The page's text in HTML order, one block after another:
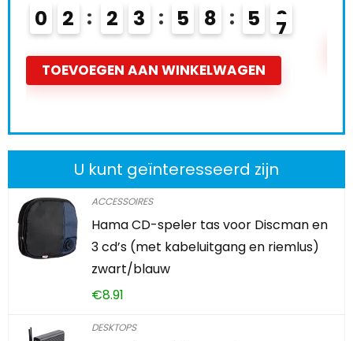
0 2 2 3 5 8 5 5
TOEVOEGEN AAN WINKELWAGEN
U kunt geïnteresseerd zijn
ACCESSOIRES
Hama CD-speler tas voor Discman en
3 cd’s (met kabeluitgang en riemlus)
zwart/blauw
€8.91
DESKTOPS